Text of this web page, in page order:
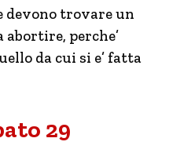
devono trovare un
abortire, perche’
da cui si e’ fatta
29